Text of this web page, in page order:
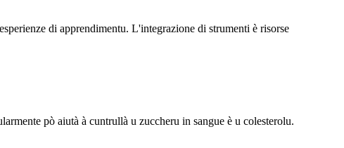
di apprendimentu. L'integrazione di strumenti è risorse
pò aiutà à cuntrullà u zuccheru in sangue è u colesterolu.